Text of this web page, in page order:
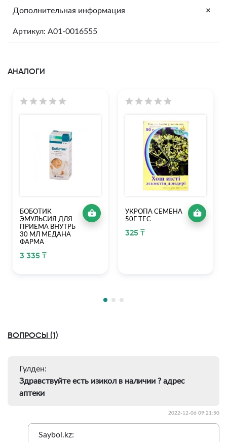
Дополнительная информация +
Артикул: A01-0016555
АНАЛОГИ
БОБОТИК
ЭМУЛЬСИЯ ДЛЯ
ПРИЕМА ВНУТРЬ
30 МЛ МЕДАНА
ФАРМА
3 335 ₸
УКРОПА СЕМЕНА
50Г ТЕС
325 ₸
ВОПРОСЫ (1)
Гулден:
Здравствуйте есть изикол в наличии ? адрес
аптеки
2022-12-06 09:21:50
Saybol.kz: